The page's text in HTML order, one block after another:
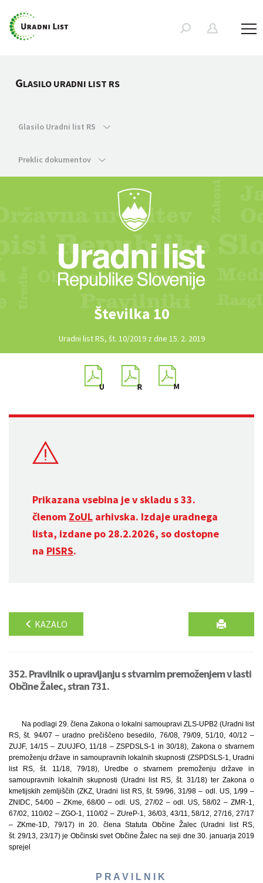
GLASILO URADNI LIST RS
Glasilo Uradni list RS
Preklic dokumentov
Številka 10
Uradni list RS, št. 10/2019 z dne 15. 2. 2019
Prikazana vsebina je v skladu s 33.
členom ZoUL arhivska. Izdaje uradnega
lista, izdane po 28.2.2026, so dostopne
na PISRS.
KAZALO
352. Pravilnik o upravljanju s stvarnim premoženjem v lasti
Občine Žalec, stran 731.
Na podlagi 29. člena Zakona o lokalni samoupravi ZLS-UPB2 (Uradni list
RS, št. 94/07 – uradno prečiščeno besedilo, 76/08, 79/09, 51/10, 40/12 –
ZUJF, 14/15 – ZUUJFO, 11/18 – ZSPDSLS-1 in 30/18), Zakona o stvarnem
premoženju države in samoupravnih lokalnih skupnosti (ZSPDSLS-1, Uradni
list RS, št. 11/18, 79/18), Uredbe o stvarnem premoženju države in
samoupravnih lokalnih skupnosti (Uradni list RS, št. 31/18) ter Zakona o
kmetijskih zemljiščih (ZKZ, Uradni list RS, št. 59/96, 31/98 – odl. US, 1/99 –
ZNIDC, 54/00 – ZKme, 68/00 – odl. US, 27/02 – odl. US, 58/02 – ZMR-1,
67/02, 110/02 – ZGO-1, 110/02 – ZUreP-1, 36/03, 43/11, 58/12, 27/16, 27/17
– ZKme-1D, 79/17) in 20. člena Statuta Občine Žalec (Uradni list RS,
št. 29/13, 23/17) je Občinski svet Občine Žalec na seji dne 30. januarja 2019
sprejel
P R A V I L N I K